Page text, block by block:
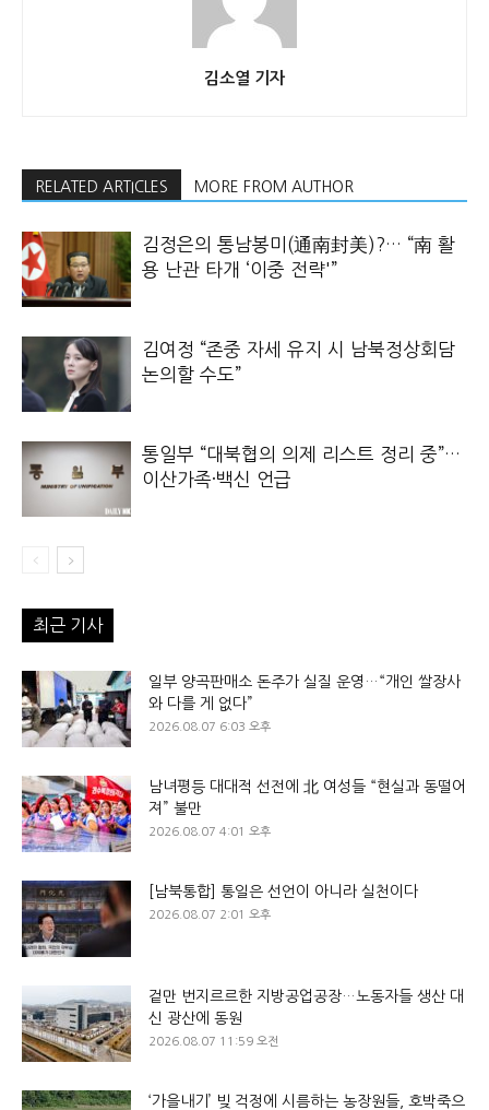
김소열 기자
RELATED ARTICLES MORE FROM AUTHOR
김정은의 통남봉미(通南封美)?… “南 활
용 난관 타개 ‘이중 전략'”
김여정 “존중 자세 유지 시 남북정상회담
논의할 수도”
통일부 “대북협의 의제 리스트 정리 중”…
이산가족·백신 언급
최근 기사
일부 양곡판매소 돈주가 실질 운영…“개인 쌀장사
와 다를 게 없다”
2026.08.07 6:03 오후
남녀평등 대대적 선전에 北 여성들 “현실과 동떨어
져” 불만
2026.08.07 4:01 오후
[남북통합] 통일은 선언이 아니라 실천이다
2026.08.07 2:01 오후
겉만 번지르르한 지방공업공장…노동자들 생산 대
신 광산에 동원
2026.08.07 11:59 오전
‘가을내기’ 빚 걱정에 시름하는 농장원들, 호박죽으